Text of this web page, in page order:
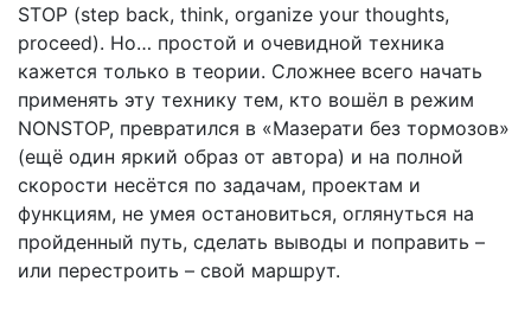
STOP (step back, think, organize your thoughts,
proceed). Но… простой и очевидной техника
кажется только в теории. Сложнее всего начать
применять эту технику тем, кто вошёл в режим
NONSTOP, превратился в «Мазерати без тормозов»
(ещё один яркий образ от автора) и на полной
скорости несётся по задачам, проектам и
функциям, не умея остановиться, оглянуться на
пройденный путь, сделать выводы и поправить –
или перестроить – свой маршрут.